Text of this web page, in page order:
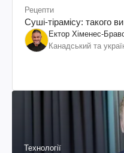
Рецепти
Суші-тірамісу: такого
Ектор Хіменес-
Канадський та
Технології